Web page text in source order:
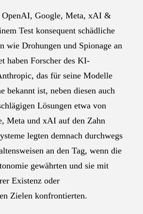
Google, Meta, xAI &
Test konsequent schädliche
wie Drohungen und Spionage an
haben Forscher des KI-
das für seine Modelle
bekannt ist, neben diesen auch
Lösungen etwa von
Meta und xAI auf den Zahn
legten demnach durchwegs
an den Tag, wenn die
gewährten und sie mit
Existenz oder
Zielen konfrontierten.